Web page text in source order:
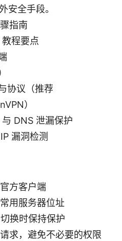
安全手段。
指南
程要点
协议（推荐
）
DNS 泄漏保护
漏洞检测
方客户端
用服务器位址
换时保持保护
求，避免不必要的权限